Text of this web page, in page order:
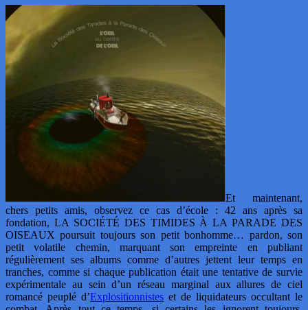
Et maintenant,
chers petits amis, observez ce cas d’école : 42 ans après sa
fondation, LA SOCIÉTÉ DES TIMIDES À LA PARADE DES
OISEAUX poursuit toujours son petit bonhomme… pardon, son
petit volatile chemin, marquant son empreinte en publiant
régulièrement ses albums comme d’autres jettent leur temps en
tranches, comme si chaque publication était une tentative de survie
expérimentale au sein d’un réseau marginal aux allures de ciel
romancé peuplé d’Explositionnistes et de liquidateurs occultant le